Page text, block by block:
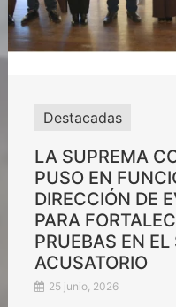
Destacadas
LA SUPREMA
PUSO EN
DIRECCIÓN DE
PARA
PRUEBAS EN
ACUSATORIO
25 junio, 2026